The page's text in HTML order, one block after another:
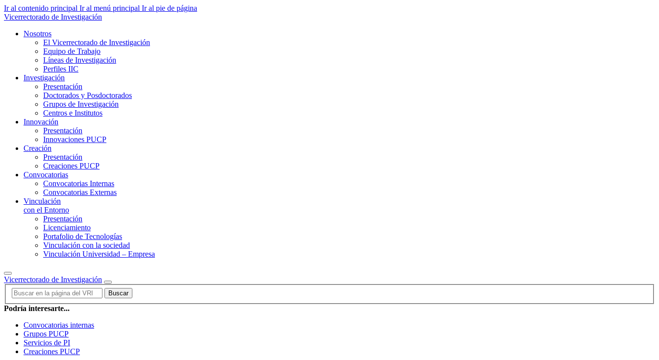
Ir al contenido principal Ir al menú principal Ir al pie de página
Vicerrectorado de Investigación
Nosotros
El Vicerrectorado de Investigación
Equipo de Trabajo
Líneas de Investigación
Perfiles IIC
Investigación
Presentación
Doctorados y Posdoctorados
Grupos de Investigación
Centros e Institutos
Innovación
Presentación
Innovaciones PUCP
Creación
Presentación
Creaciones PUCP
Convocatorias
Convocatorias Internas
Convocatorias Externas
Vinculación
con el Entorno
Presentación
Licenciamiento
Portafolio de Tecnologías
Vinculación con la sociedad
Vinculación Universidad – Empresa
Vicerrectorado de Investigación
Buscar
Podría interesarte...
Convocatorias internas
Grupos PUCP
Servicios de PI
Creaciones PUCP